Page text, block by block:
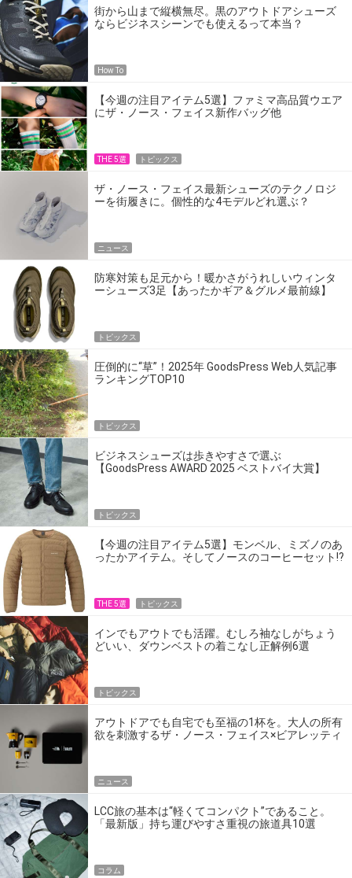
街から山まで縦横無尽。黒のアウトドアシューズ
ならビジネスシーンでも使えるって本当？
How To
【今週の注目アイテム5選】ファミマ高品質ウエア
にザ・ノース・フェイス新作バッグ他
THE 5選 トピックス
ザ・ノース・フェイス最新シューズのテクノロジ
ーを街履きに。個性的な4モデルどれ選ぶ？
ニュース
防寒対策も足元から！暖かさがうれしいウィンタ
ーシューズ3足【あったかギア＆グルメ最前線】
トピックス
圧倒的に“草”！2025年 GoodsPress Web人気記事
ランキングTOP10
トピックス
ビジネスシューズは歩きやすさで選ぶ
【GoodsPress AWARD 2025 ベストバイ大賞】
トピックス
【今週の注目アイテム5選】モンベル、ミズノのあ
ったかアイテム。そしてノースのコーヒーセット!?
THE 5選 トピックス
インでもアウトでも活躍。むしろ袖なしがちょう
どいい、ダウンベストの着こなし正解例6選
トピックス
アウトドアでも自宅でも至福の1杯を。大人の所有
欲を刺激するザ・ノース・フェイス×ビアレッティ
ニュース
LCC旅の基本は“軽くてコンパクト”であること。
「最新版」持ち運びやすさ重視の旅道具10選
コラム